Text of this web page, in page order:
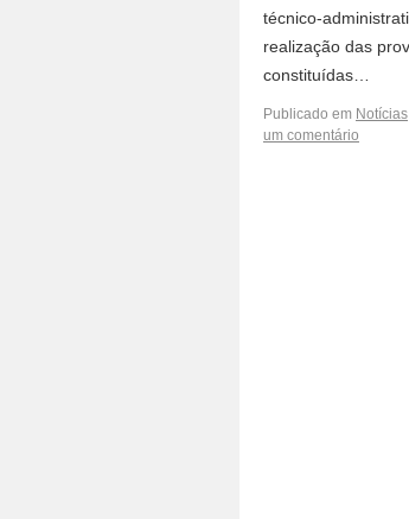
técnico-
realização das
constituídas…
Publicado em Notícias
um comentário